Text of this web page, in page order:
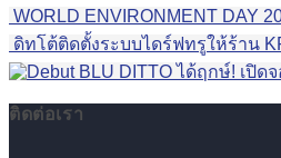
WORLD ENVIRONMENT DAY
ดิทโต้ติดตั้งระบบไดร์ฟทรูให้ร้าน
DITTO ได้ฤกษ์! เปิด
ติดต่อเรา